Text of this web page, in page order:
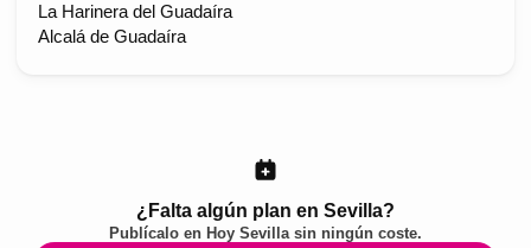
La Harinera del Guadaíra
Alcalá de Guadaíra
¿Falta algún plan en Sevilla?
Publícalo en Hoy Sevillasin ningún coste.